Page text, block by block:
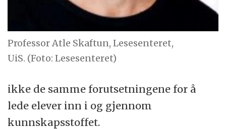
Professor Atle Skaftun, Lesesenteret,
UiS. (Foto: Lesesenteret)
ikke de samme forutsetningene for å
lede elever inn i og gjennom
kunnskapsstoffet.